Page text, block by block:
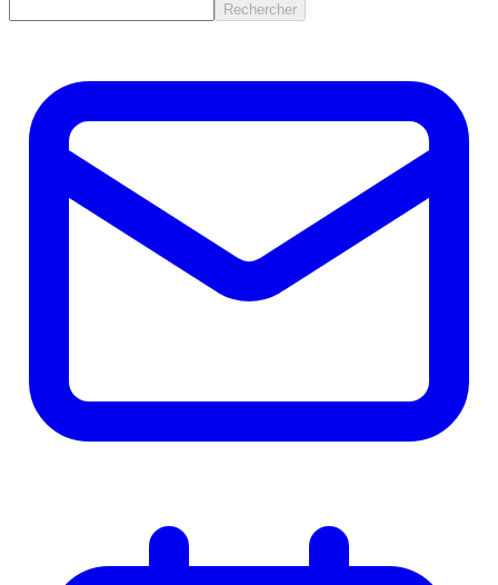
Rechercher